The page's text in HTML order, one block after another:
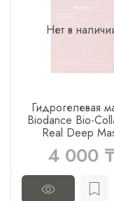
Нет в
Гидрогелевая
Biodance Bio-
Real Deep
4 000